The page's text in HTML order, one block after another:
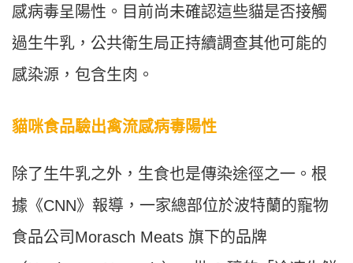
感病毒呈陽性。目前尚未確認這些貓是否接觸
過生牛乳，公共衛生局正持續調查其他可能的
感染源，包含生肉。
貓咪食品驗出禽流感病毒陽性
除了生牛乳之外，生食也是傳染途徑之一。根
據《CNN》報導，一家總部位於波特蘭的寵物
食品公司Morasch Meats 旗下的品牌